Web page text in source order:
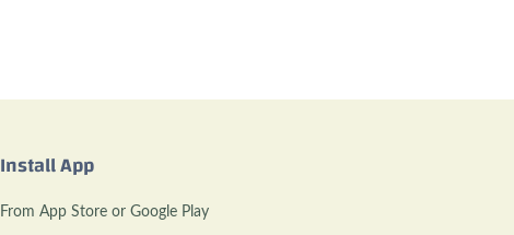
Install App
From App Store or Google Play